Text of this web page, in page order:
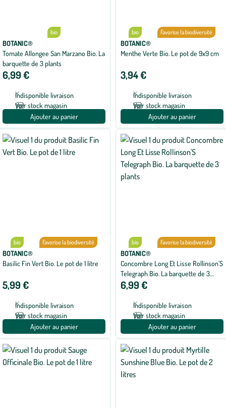
bio
BOTANIC®
Tomate Allongee San Marzano Bio. La
barquette de 3 plants
6,99 €
Indisponible livraison
Voir stock magasin
Ajouter au panier
bio Favorise la biodiversité
BOTANIC®
Menthe Verte Bio. Le pot de 9x9 cm
3,94 €
Indisponible livraison
Voir stock magasin
Ajouter au panier
bio Favorise la biodiversité
BOTANIC®
Basilic Fin Vert Bio. Le pot de 1 litre
5,99 €
Indisponible livraison
Voir stock magasin
Ajouter au panier
bio Favorise la biodiversité
BOTANIC®
Concombre Long Et Lisse Rollinson'S
Telegraph Bio. La barquette de 3
plants
6,99 €
Indisponible livraison
Voir stock magasin
Ajouter au panier